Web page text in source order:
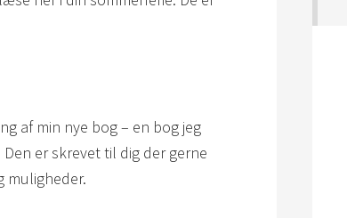
af min nye bog – en bog jeg
er skrevet til dig der gerne
muligheder.